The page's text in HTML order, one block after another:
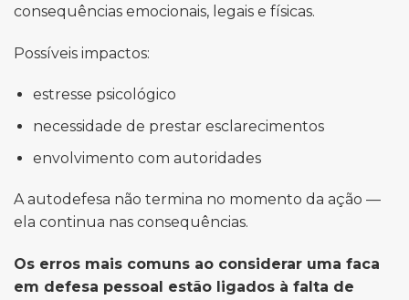
consequências emocionais, legais e físicas.
Possíveis impactos:
estresse psicológico
necessidade de prestar esclarecimentos
envolvimento com autoridades
A autodefesa não termina no momento da ação —
ela continua nas consequências.
Os erros mais comuns ao considerar uma faca
em defesa pessoal estão ligados à falta de